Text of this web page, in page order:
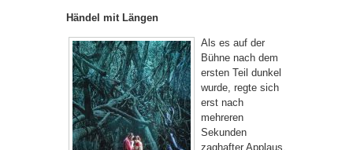
Händel mit Längen
Als es auf der
Bühne nach dem
ersten Teil dunkel
wurde, regte sich
erst nach
mehreren
Sekunden
zaghafter Applaus.